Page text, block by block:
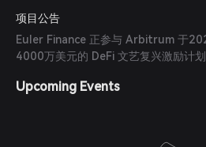
项目公告
Euler Finance 正参与 Arbitrum 于
4000万美元的 DeFi 文艺复兴激励计划
Upcoming Events